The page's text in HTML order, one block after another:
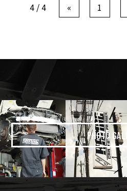
4 / 4 « 1
PHOTO